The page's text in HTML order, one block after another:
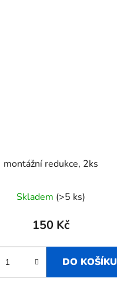
montážní redukce, 2ks
Skladem (>5 ks)
150 Kč
DO KOŠÍKU